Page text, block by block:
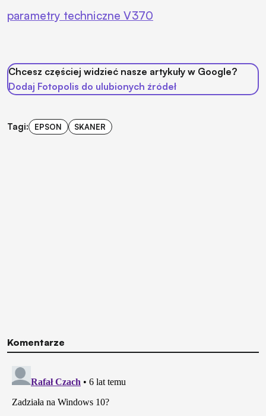
parametry techniczne V370
Chcesz częściej widzieć nasze artykuły w Google?
Dodaj Fotopolis do ulubionych źródeł
Tagi: EPSON SKANER
Komentarze